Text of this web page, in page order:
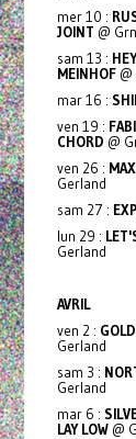
mer 10 :
JOINT @
sam 13 :
MEINHOF@
mar 16 :
ven 19 :
CHORD @
ven 26 :
Gerland
sam 27 :
lun 29 :
Gerland
AVRIL
ven 2 :
Gerland
sam 3 :
Gerland
mar 6 :
LAY LOW@